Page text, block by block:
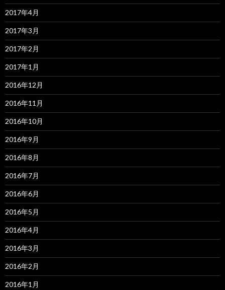
2017年4月
2017年3月
2017年2月
2017年1月
2016年12月
2016年11月
2016年10月
2016年9月
2016年8月
2016年7月
2016年6月
2016年5月
2016年4月
2016年3月
2016年2月
2016年1月